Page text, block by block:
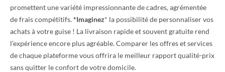
promettent une variété impressionnante de cadres, agrémentée
de frais compétitifs.*Imaginez* la possibilité de personnaliser vos
achats à votre guise ! La livraison rapide et souvent gratuite rend
l’expérience encore plus agréable. Comparer les offres et services
de chaque plateforme vous offrira le meilleur rapport qualité-prix
sans quitter le confort de votre domicile.